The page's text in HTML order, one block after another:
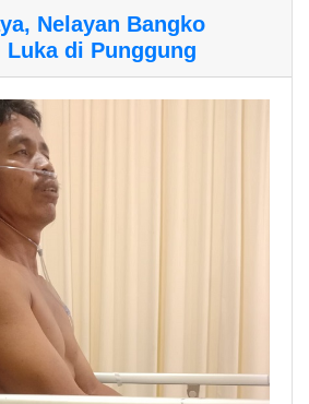
Nelayan Bangko
Luka di Punggung